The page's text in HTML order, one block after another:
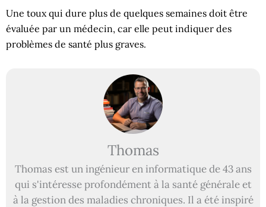
Une toux qui dure plus de quelques semaines doit être
évaluée par un médecin, car elle peut indiquer des
problèmes de santé plus graves.
Thomas
Thomas est un ingénieur en informatique de 43 ans
qui s'intéresse profondément à la santé générale et
à la gestion des maladies chroniques. Il a été inspiré